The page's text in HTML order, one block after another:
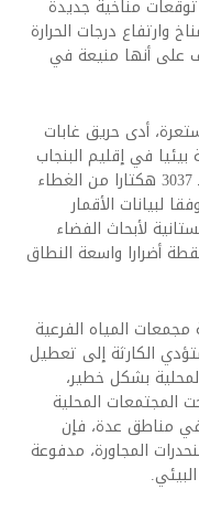
مناخية جديدة
وارتفاع درجات الحرارة
على أنها منيعة في
أدى حريق غابات
في إقليم البنجاب
شرق باكستان، إلى القضاء على ما يقدر بـ 3037 هكتارا من الغطاء
في 25 موقعا، وفقا لبيانات الأقمار
لأبحاث الفضاء
أضرارا واسعة النطاق
المياه الفرعية
الكارثة إلى تعطيل
بشكل خطير،
المجتمعات المحلية
في مناطق عدة، فإن
المجاورة، مدفوعة